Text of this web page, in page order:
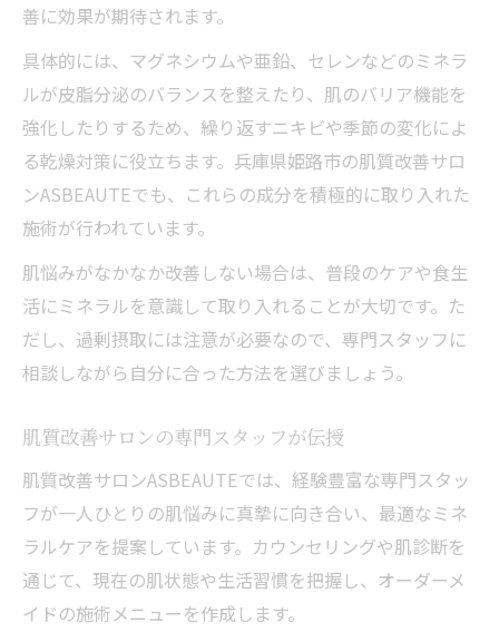
善に効果が期待されます。
具体的には、マグネシウムや亜鉛、セレンなどのミネラ
ルが皮脂分泌のバランスを整えたり、肌のバリア機能を
強化したりするため、繰り返すニキビや季節の変化によ
る乾燥対策に役立ちます。兵庫県姫路市の肌質改善サロ
ンASBEAUTEでも、これらの成分を積極的に取り入れた
施術が行われています。
肌悩みがなかなか改善しない場合は、普段のケアや食生
活にミネラルを意識して取り入れることが大切です。た
だし、過剰摂取には注意が必要なので、専門スタッフに
相談しながら自分に合った方法を選びましょう。
肌質改善サロンの専門スタッフが伝授
肌質改善サロンASBEAUTEでは、経験豊富な専門スタッ
フが一人ひとりの肌悩みに真摯に向き合い、最適なミネ
ラルケアを提案しています。カウンセリングや肌診断を
通じて、現在の肌状態や生活習慣を把握し、オーダーメ
イドの施術メニューを作成します。